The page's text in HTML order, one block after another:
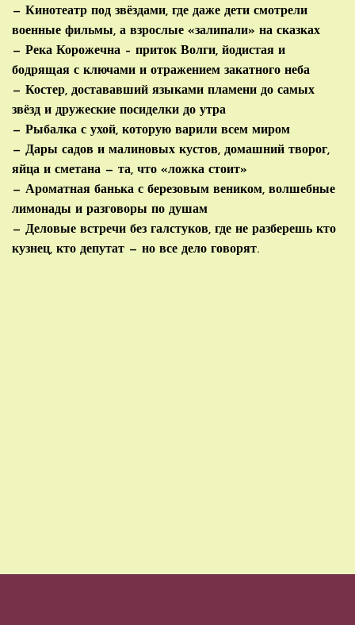
— Кинотеатр под звёздами, где даже дети смотрели
военные фильмы, а взрослые «залипали» на сказках
— Река Корожечна – приток Волги, йодистая и
бодрящая с ключами и отражением закатного неба
— Костер, достававший языками пламени до самых
звёзд и дружеские посиделки до утра
— Рыбалка с ухой, которую варили всем миром
— Дары садов и малиновых кустов, домашний творог,
яйца и сметана — та, что «ложка стоит»
— Ароматная банька с березовым веником, волшебные
лимонады и разговоры по душам
— Деловые встречи без галстуков, где не разберешь кто
кузнец, кто депутат — но все дело говорят.